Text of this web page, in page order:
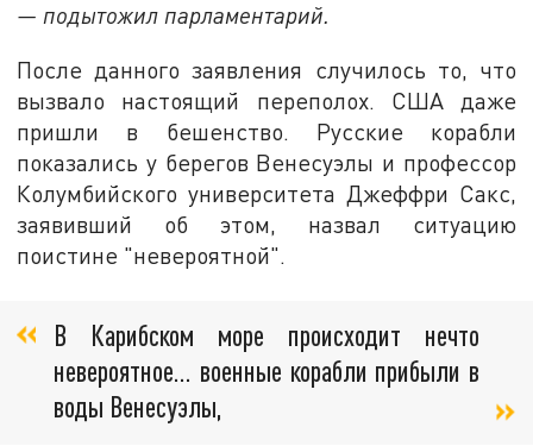
— подытожил парламентарий.
После данного заявления случилось то, что
вызвало настоящий переполох. США даже
пришли в бешенство. Русские корабли
показались у берегов Венесуэлы и профессор
Колумбийского университета Джеффри Сакс,
заявивший об этом, назвал ситуацию
поистине "невероятной".
В Карибском море происходит нечто
невероятное… военные корабли прибыли в
воды Венесуэлы,